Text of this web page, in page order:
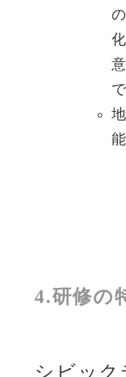
4.研修の
シビック